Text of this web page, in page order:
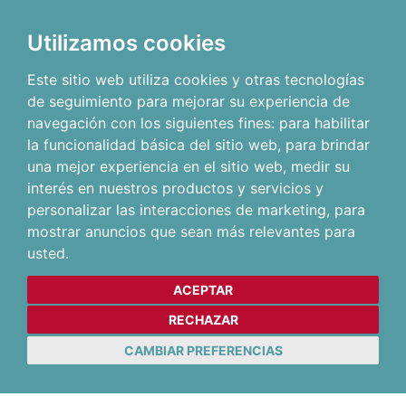
Utilizamos cookies
Este sitio web utiliza cookies y otras tecnologías
de seguimiento para mejorar su experiencia de
navegación con los siguientes fines: para habilitar
la funcionalidad básica del sitio web, para brindar
una mejor experiencia en el sitio web, medir su
interés en nuestros productos y servicios y
personalizar las interacciones de marketing, para
mostrar anuncios que sean más relevantes para
usted.
ACEPTAR
RECHAZAR
CAMBIAR PREFERENCIAS